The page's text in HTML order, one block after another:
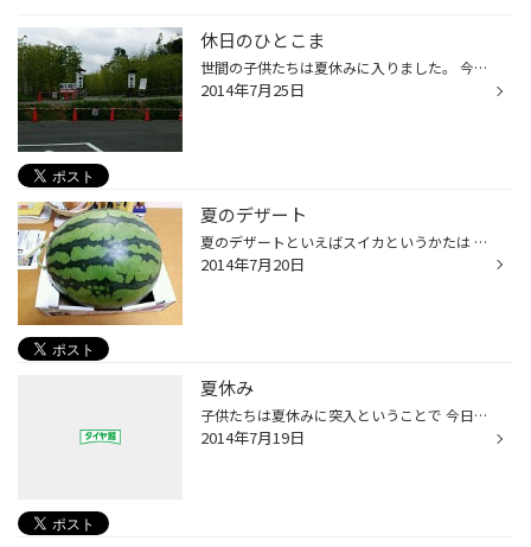
休日のひとこま
世間の子供たちは夏休みに入りました。 今日は昼間はドライブがてらに 一欄の森という所に行って来ました。 一欄といえばラーメン屋さんですね。 工場を新たに作り、ついでに生産ラインが みれたり、企業の生い立ちが分かる博物館?!を 作られたということです。 今年の夏休みの話題としてはベストな...
2014年7月25日
夏のデザート
夏のデザートといえばスイカというかたは 多いでしょうね。今回、親戚からいただいた スイカがデカイ!!ありがとうございます♪
2014年7月20日
夏休み
子供たちは夏休みに突入ということで 今日はたくさんのご家族連れの方々が ご来店されました。 親御さんからすると今から毎日家の中が 大変賑やかになる?!時期だと思いますが 大きな成長を見れる時期かもしれませんね。 大事に見続けていきましょう。 只今、春日店ではご来店のお子様に 細やかでは...
2014年7月19日